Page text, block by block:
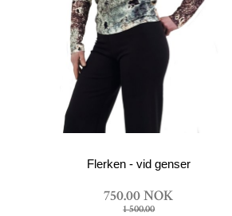
Flerken - vid genser
750.00 NOK
1 500.00